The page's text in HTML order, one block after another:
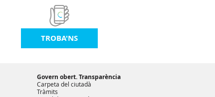
TROBA'NS
Govern obert. Transparència
Carpeta del ciutadà
Tràmits